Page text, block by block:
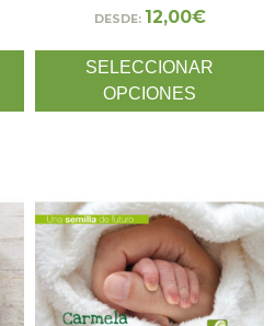
DESDE: 12,00€
SELECCIONAR
OPCIONES